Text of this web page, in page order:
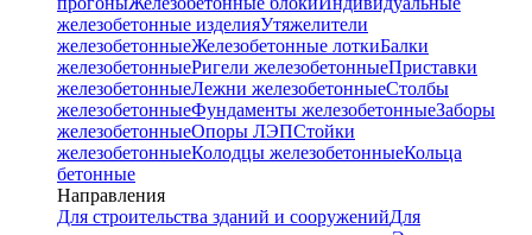
железобетонные изделияУтяжелители
железобетонныеЖелезобетонные лоткиБалки
железобетонныеРигели железобетонныеПриставки
железобетонныеЛежни железобетонныеСтолбы
железобетонныеФундаменты железобетонныеЗаборы
железобетонныеОпоры ЛЭПСтойки
железобетонныеКолодцы железобетонныеКольца
бетонные
Направления
Для строительства зданий и сооруженийДля